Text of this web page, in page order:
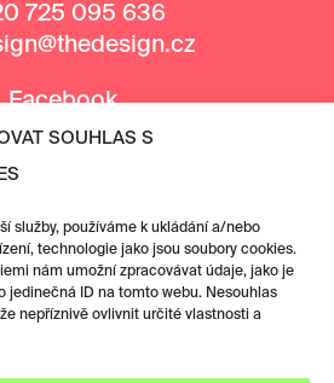
SOUHLAS S
služby, používáme k ukládání a/nebo
technologie jako jsou soubory cookies.
nám umožní zpracovávat údaje, jako je
jedinečná ID na tomto webu. Nesouhlas
nepříznivě ovlivnit určité vlastnosti a
725 095 636
Facebook
Instagram